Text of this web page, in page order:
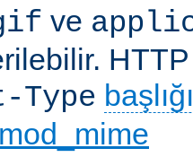
ve
Type
mod_mime